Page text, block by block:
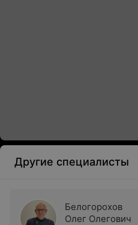
Другие специалисты
Белогорохов
Олег Олегович